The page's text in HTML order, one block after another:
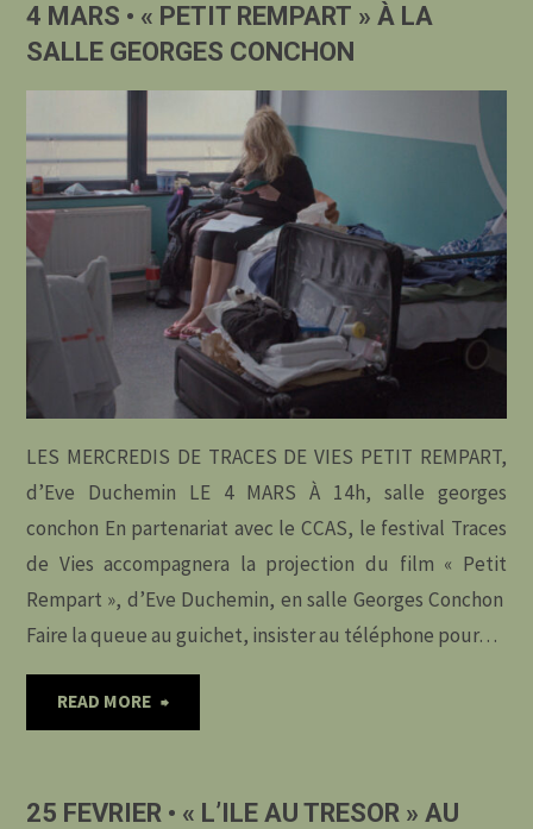
•
LA
MÉDIATHEQUE
DE
VERTAIZON"
4 MARS • « PETIT REMPART » À LA
SALLE GEORGES CONCHON
LES MERCREDIS DE TRACES DE VIES PETIT REMPART,
d’Eve Duchemin LE 4 MARS À 14h, salle georges
conchon En partenariat avec le CCAS, le festival Traces
de Vies accompagnera la projection du film « Petit
Rempart », d’Eve Duchemin, en salle Georges Conchon
Faire la queue au guichet, insister au téléphone pour…
READ MORE "4
•
25 FEVRIER • « L’ILE AU TRESOR » AU